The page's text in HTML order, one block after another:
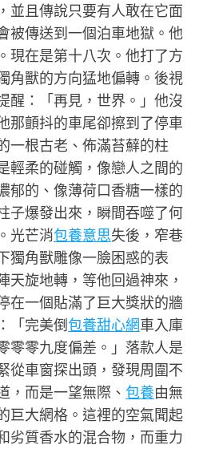
並且傳說只要有人敢在它面
被傳送到一個泊車地獄。他
現在是第十八次。他打了方
角獸的方向猛地偏轉。後視
醒：「再見，世界。」他沒
那顫抖的車尾卻擦到了停車
一根古老、佈滿苔蘚的柱
輕柔的碰觸，像戀人之間的
郁的、像薄荷口香糖一樣的
子爆發出來，瞬間吞噬了何
光芒消包養意思失後，窄巷
獨角獸雕像一臉困惑的表
天旋地轉，等他回過神來，
在一個貼滿了巨大獎狀的牆
「完美倒包養甜心網車入庫
零九度偏差。」落款人是
從車窗探出頭，發現周圍不
，而是一望無際、 包養由無
巨大網格。這裡的空氣聞起
劣質香水的混合物，而重力